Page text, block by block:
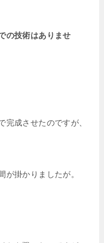
の技術はありませ
完成させたのですが、
が掛かりましたが。